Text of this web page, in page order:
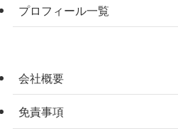
プロフィール一覧
会社概要
免責事項